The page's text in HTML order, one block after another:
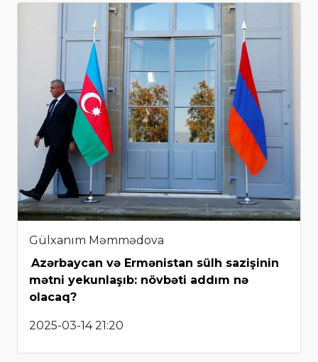
Gülxanım Məmmədova
Azərbaycan və Ermənistan sülh sazişinin
mətni yekunlaşıb: növbəti addım nə
olacaq?
2025-03-14 21:20